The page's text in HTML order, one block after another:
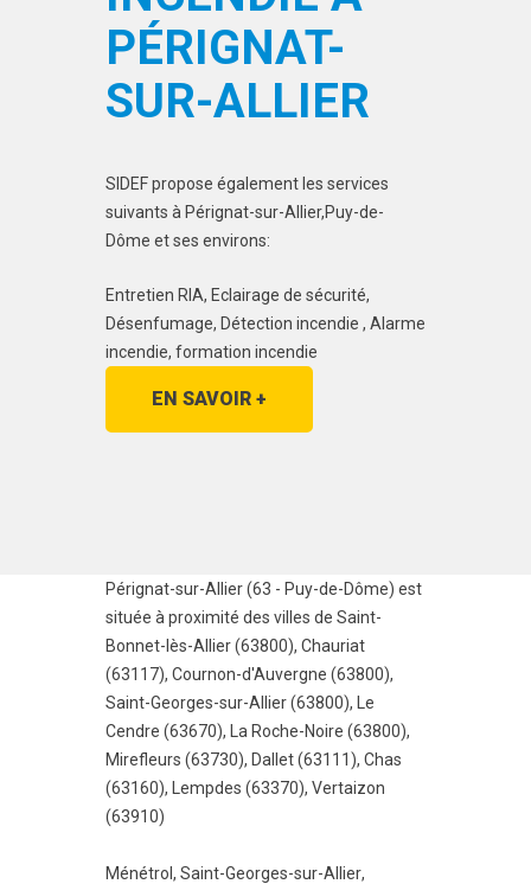
PÉRIGNAT-
SUR-ALLIER
SIDEF propose également les services
suivants à Pérignat-sur-Allier,Puy-de-
Dôme et ses environs:
Entretien RIA, Eclairage de sécurité,
Désenfumage, Détection incendie , Alarme
incendie, formation incendie
EN SAVOIR +
Pérignat-sur-Allier (63 - Puy-de-Dôme) est
située à proximité des villes de Saint-
Bonnet-lès-Allier (63800), Chauriat
(63117), Cournon-d'Auvergne (63800),
Saint-Georges-sur-Allier (63800),
Le
Cendre (63670), La Roche-Noire (63800),
Mirefleurs (63730), Dallet (63111), Chas
(63160), Lempdes (63370), Vertaizon
(63910)
Ménétrol , Saint-Georges-sur-Allier,